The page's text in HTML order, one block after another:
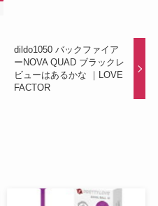
dildo1050 バックファイア
ーNOVA QUAD ブラックレ
ビューはあるかな ｜LOVE
FACTOR